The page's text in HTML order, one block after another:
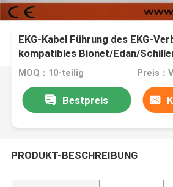
EKG-Kabel Führung des EKG-
kompatibles Bionet/Edan/
grauer Farbe
MOQ：10-teilig
Bestpreis
PRODUKT-BESCHREIBUNG